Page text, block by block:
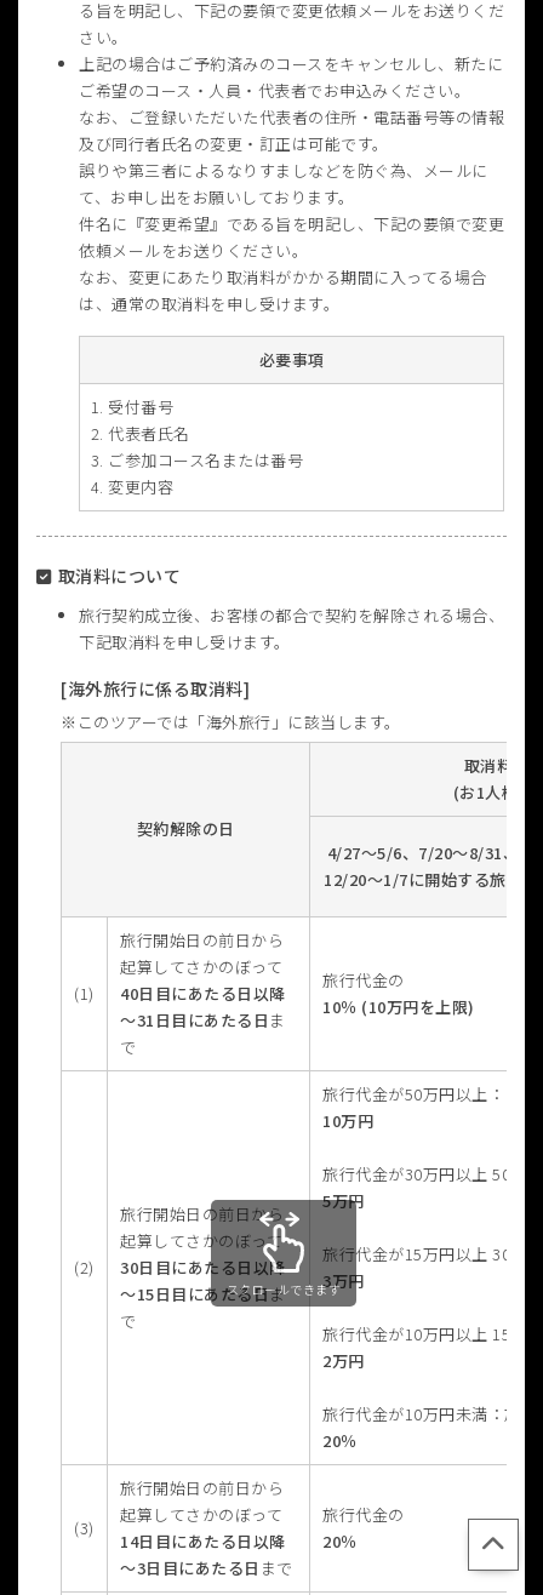
る旨を明記し、下記の要領で変更依頼メールをお送りくだ
さい。
上記の場合はご予約済みのコースをキャンセルし、新たに
ご希望のコース・人員・代表者でお申込みください。
なお、ご登録いただいた代表者の住所・電話番号等の情報
及び同行者氏名の変更・訂正は可能です。
誤りや第三者によるなりすましなどを防ぐ為、メールに
て、お申し出をお願いしております。
件名に『変更希望』である旨を明記し、下記の要領で変更
依頼メールをお送りください。
なお、変更にあたり取消料がかかる期間に入ってる場合
は、通常の取消料を申し受けます。
必要事項
受付番号
代表者氏名
ご参加コース名または番号
変更内容
取消料について
旅行契約成立後、お客様の都合で契約を解除される場合、
下記取消料を申し受けます。
[海外旅行に係る取消料]
このツアーでは「海外旅行」に該当します。
契約解除の日
取消料
(お1人様)
4/27～5/6、7/20～8/31、
12/20～1/7に開始する旅行
(1)
旅行開始日の前日から
起算してさかのぼって
40日目にあたる日以降
～31日目にあたる日 ま
で
旅行代金の
10％ (10万円を上限)
(2)
旅行開始日の前日から
起算してさかのぼって
30日目にあたる日以降
～15日目にあたる日ま
で
旅行代金が50万円以上：
10万円
旅行代金が30万円以上 50万
5万円
旅行代金が15万円以上 30万
3万円
旅行代金が10万円以上 15万
2万円
旅行代金が10万円未満：旅行
20％
(3)
旅行開始日の前日から
起算してさかのぼって
14日目にあたる日以降
～3日目にあたる日 まで
旅行代金の
20％
スクロールできます